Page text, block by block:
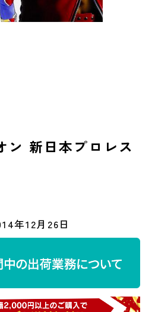
ン 新日本プロレス
年12月26日